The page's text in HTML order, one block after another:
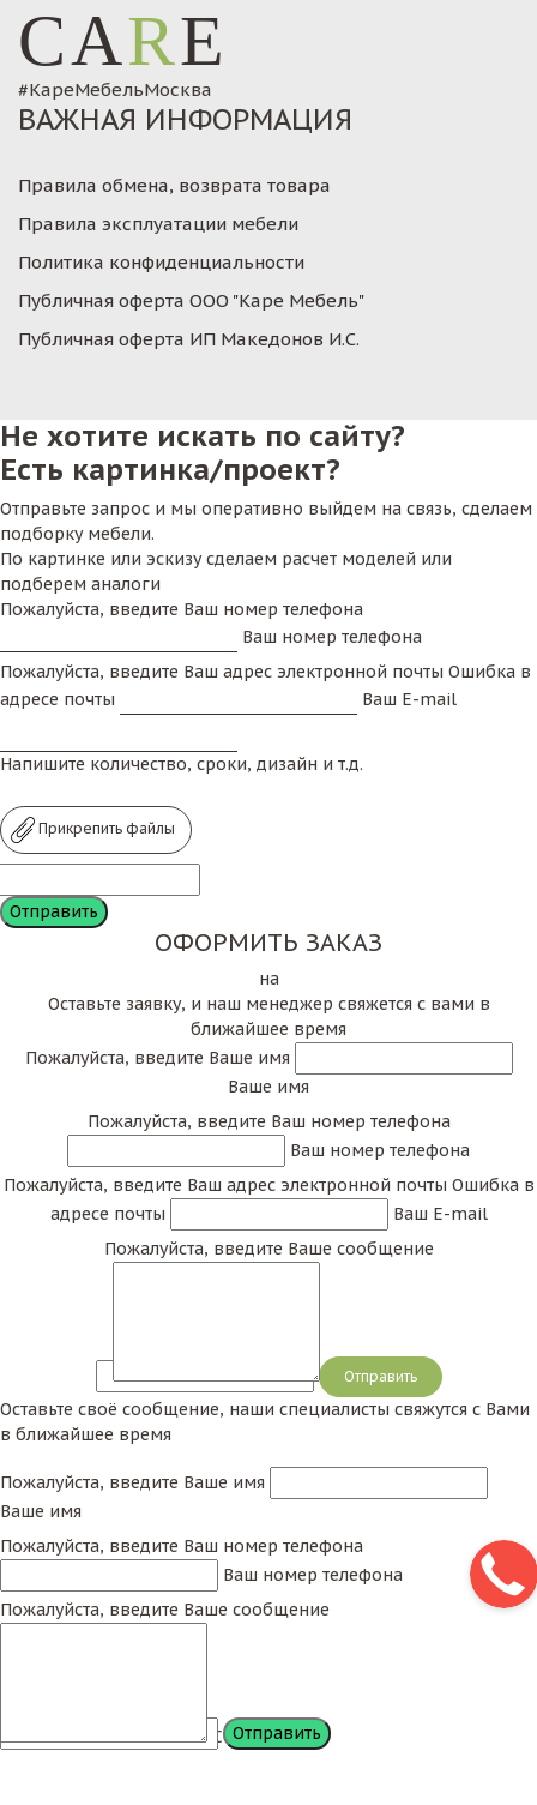
CARE
#КареМебельМосква
ВАЖНАЯ ИНФОРМАЦИЯ
Правила обмена, возврата товара
Правила эксплуатации мебели
Политика конфиденциальности
Публичная оферта ООО "Каре Мебель"
Публичная оферта ИП Македонов И.С.
Не хотите искать по сайту?
Есть картинка/проект?
Отправьте запрос и мы оперативно выйдем на связь, сделаем
подборку мебели.
По картинке или эскизу сделаем расчет моделей или
подберем аналоги
Пожалуйста, введите Ваш номер телефона
Ваш номер телефона
Пожалуйста, введите Ваш адрес электронной почты Ошибка в
адресе почты
Ваш E-mail
Напишите количество, сроки, дизайн и т.д.
Прикрепить файлы
ОФОРМИТЬ ЗАКАЗ
на
Оставьте заявку, и наш менеджер свяжется с вами в
ближайшее время
Пожалуйста, введите Ваше имя
Ваше имя
Пожалуйста, введите Ваш номер телефона
Ваш номер телефона
Пожалуйста, введите Ваш адрес электронной почты Ошибка в
адресе почты
Ваш E-mail
Пожалуйста, введите Ваше сообщение
Сообщение
Оставьте своё сообщение, наши специалисты свяжутся с Вами
в ближайшее время
Пожалуйста, введите Ваше имя
Ваше имя
Пожалуйста, введите Ваш номер телефона
Ваш номер телефона
Пожалуйста, введите Ваше сообщение
Сообщение